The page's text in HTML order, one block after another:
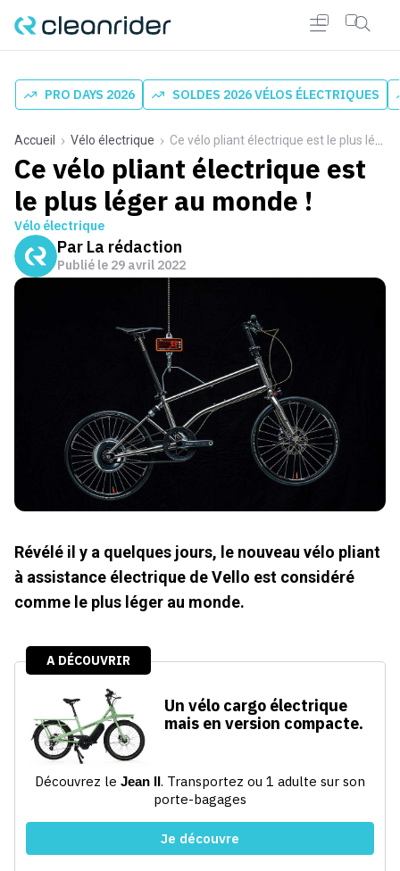
PRO DAYS 2026 SOLDES 2026 VÉLOS ÉLECTRIQUES
Accueil Vélo électrique Ce vélo pliant électrique est le plus léger au monde !
Ce vélo pliant électrique est
le plus léger au monde !
Vélo électrique
Par La rédaction
Publié le 29 avril 2022
Révélé il y a quelques jours, le nouveau vélo pliant
à assistance électrique de Vello est considéré
comme le plus léger au monde.